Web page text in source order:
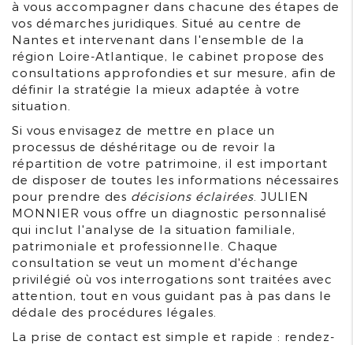
à vous accompagner dans chacune des étapes de
vos démarches juridiques. Situé au centre de
Nantes et intervenant dans l'ensemble de la
région Loire-Atlantique, le cabinet propose des
consultations approfondies et sur mesure, afin de
définir la stratégie la mieux adaptée à votre
situation.
Si vous envisagez de mettre en place un
processus de déshéritage ou de revoir la
répartition de votre patrimoine, il est important
de disposer de toutes les informations nécessaires
pour prendre des décisions éclairées . JULIEN
MONNIER vous offre un diagnostic personnalisé
qui inclut l'analyse de la situation familiale,
patrimoniale et professionnelle. Chaque
consultation se veut un moment d'échange
privilégié où vos interrogations sont traitées avec
attention, tout en vous guidant pas à pas dans le
dédale des procédures légales.
La prise de contact est simple et rapide : rendez-